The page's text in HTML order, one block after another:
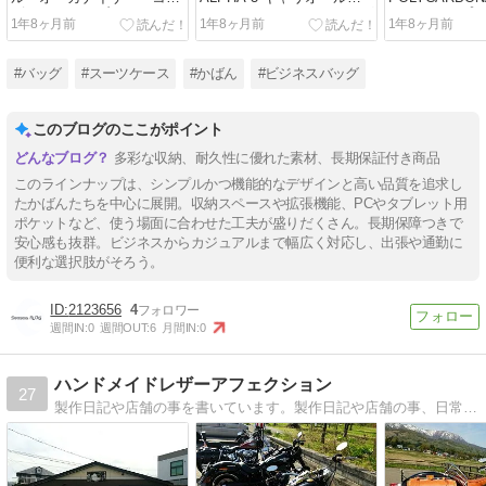
ピューター・ブリーフ
TUMI トゥミ バッグ ビジネ
1年8ヶ月前
トート TUMI トゥミ バッグ
トートバッグ ブラック【送
1年8ヶ月前
ト・トリップ
ダブル・4ウィ
1年8ヶ月前
#バッグ #スーツケース #かばん #ビジネスバッグ
このブログのここがポイント
多彩な収納、耐久性に優れた素材、長期保証付き商品
このラインナップは、シンプルかつ機能的なデザインと高い品質を追求し
たかばんたちを中心に展開。収納スペースや拡張機能、PCやタブレット用
ポケットなど、使う場面に合わせた工夫が盛りだくさん。長期保障つきで
安心感も抜群。ビジネスからカジュアルまで幅広く対応し、出張や通勤に
便利な選択肢がそろう。
2123656 4
週間IN:0 週間OUT:6 月間IN:0
27
ハンドメイドレザーアフェクション